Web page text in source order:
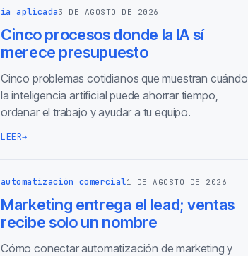
ia aplicada3 DE AGOSTO DE 2026
Cinco procesos donde la IA sí
merece presupuesto
Cinco problemas cotidianos que muestran cuándo
la inteligencia artificial puede ahorrar tiempo,
ordenar el trabajo y ayudar a tu equipo.
LEER→
automatización comercial1 DE AGOSTO DE 2026
Marketing entrega el lead; ventas
recibe solo un nombre
Cómo conectar automatización de marketing y